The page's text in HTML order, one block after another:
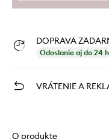
DOPRAVA
Odoslanie aj do 24
VRÁTENIE A
O produkte